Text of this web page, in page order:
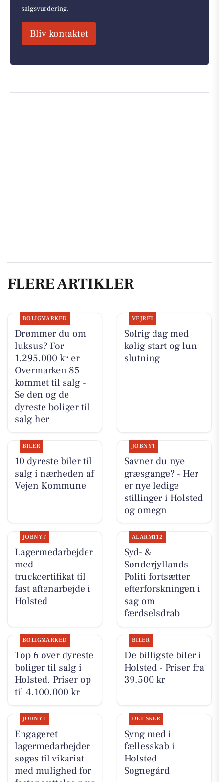
salgsvurdering.
Bliv kontaktet
FLERE ARTIKLER
BOLIGMARKED
Drømmer du om
luksus? For
1.295.000 kr er
Overmarken 85
kommet til salg -
Se den og de
dyreste boliger til
salg her
VEJRET
Solrig dag med
kølig start og lun
slutning
BILER
10 dyreste biler til
salg i nærheden af
Vejen Kommune
JOBNYT
Savner du nye
græsgange? - Her
er nye ledige
stillinger i Holsted
og omegn
JOBNYT
Lagermedarbejder
med
truckcertifikat til
fast aftenarbejde i
Holsted
ALARM112
Syd- &
Sønderjyllands
Politi fortsætter
efterforskningen i
sag om
færdselsdrab
BOLIGMARKED
Top 6 over dyreste
boliger til salg i
Holsted. Priser op
til 4.100.000 kr
BILER
De billigste biler i
Holsted - Priser fra
39.500 kr
JOBNYT
Engageret
lagermedarbejder
søges til vikariat
med mulighed for
DET SKER
Syng med i
fællesskab i
Holsted
Sognegård